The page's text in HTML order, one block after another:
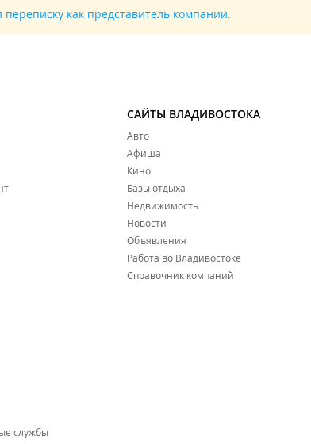
переписку как представитель компании.
службы
САЙТЫ ВЛАДИВОСТОКА
Авто
Афиша
Кино
Базы отдыха
Недвижимость
Новости
Объявления
Работа во Владивостоке
Справочник компаний